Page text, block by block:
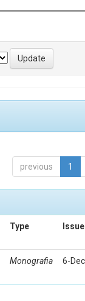
previous 1
Type
Monografia 6-